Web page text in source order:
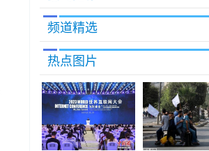
频道精选
热点图片